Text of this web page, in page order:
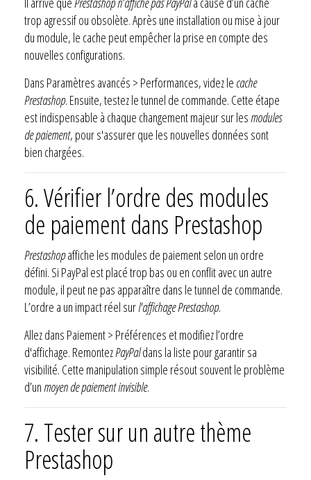
trop agressif ou obsolète. Après une installation ou mise à jour
du module, le cache peut empêcher la prise en compte des
nouvelles configurations.
Dans Paramètres avancés > Performances, videz le cache
Prestashop. Ensuite, testez le tunnel de commande. Cette étape
est indispensable à chaque changement majeur sur les modules
de paiement, pour s'assurer que les nouvelles données sont
bien chargées.
6. Vérifier l’ordre des modules
de paiement dans Prestashop
Prestashopaffiche les modules de paiement selon un ordre
défini. Si PayPal est placé trop bas ou en conflit avec un autre
module, il peut ne pas apparaître dans le tunnel de commande.
L’ordre a un impact réel surl'affichage Prestashop.
Allez dans Paiement > Préférences et modifiez l’ordre
d'affichage. RemontezPayPaldans la liste pour garantir sa
visibilité. Cette manipulation simple résout souvent le problème
d’un moyen de paiement invisible.
7. Tester sur un autre thème
Prestashop